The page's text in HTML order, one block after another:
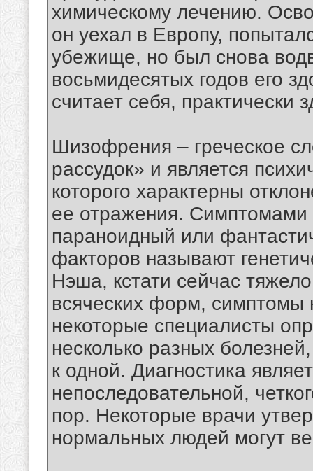
химическому лечению.
он уехал в Европу,
убежище, но был снова
восьмидесятых годов его
считает себя, практически
Шизофрения – греческое
рассудок» и является
которого характерны
ее отражения. Симптомами
параноидный или
факторов называют
Нэша, кстати сейчас
всяческих форм, симптомы
некоторые специалисты
несколько разных
к одной. Диагностика
непоследовательной,
пор. Некоторые врачи
нормальных людей могут